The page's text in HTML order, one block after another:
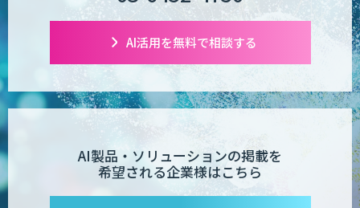
AI活用を無料で相談する
AI製品・ソリューションの掲載を
希望される企業様はこちら